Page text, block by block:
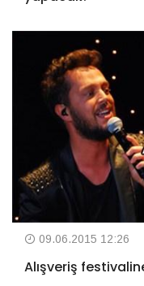
09.06.2015 12:26
Alışveriş